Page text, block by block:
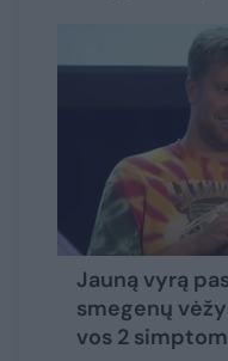
Jauną vyrą
smegenų
vos 2